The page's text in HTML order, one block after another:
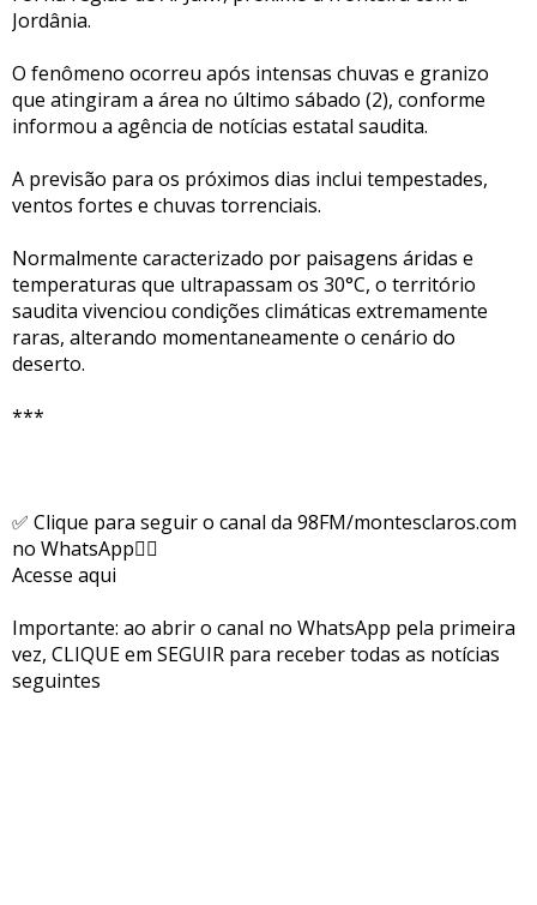
Jordânia.
O fenômeno ocorreu após intensas chuvas e granizo
que atingiram a área no último sábado (2), conforme
informou a agência de notícias estatal saudita.
A previsão para os próximos dias inclui tempestades,
ventos fortes e chuvas torrenciais.
Normalmente caracterizado por paisagens áridas e
temperaturas que ultrapassam os 30°C, o território
saudita vivenciou condições climáticas extremamente
raras, alterando momentaneamente o cenário do
deserto.
***
✅ Clique para seguir o canal da 98FM/montesclaros.com
no WhatsApp👇🏻
Acesse aqui
Importante: ao abrir o canal no WhatsApp pela primeira
vez, CLIQUE em SEGUIR para receber todas as notícias
seguintes